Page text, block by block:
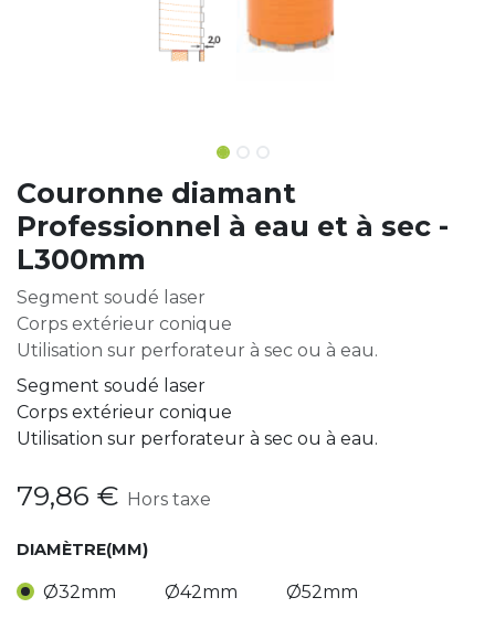
Couronne diamant
Professionnel à eau et à sec -
L300mm
Segment soudé laser
Corps extérieur conique
Utilisation sur perforateur à sec ou à eau.
Segment soudé laser
Corps extérieur conique
Utilisation sur perforateur à sec ou à eau.
79,86 € Hors taxe
DIAMÈTRE(MM)
Ø32mm Ø42mm Ø52mm